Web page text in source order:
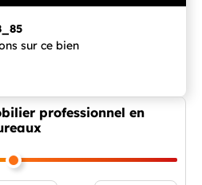
sur ce bien
professionnel en